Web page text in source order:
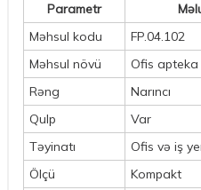
Parametr
Məhsul kodu
FP.04.102
Məhsul növü
Ofis
Rəng
Narıncı
Qulp
Var
Təyinatı
Ofis və iş
Ölçü
Kompakt